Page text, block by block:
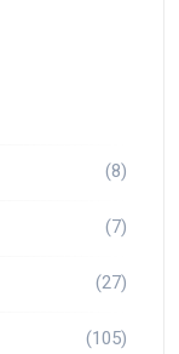
(8)
(7)
(27)
(105)